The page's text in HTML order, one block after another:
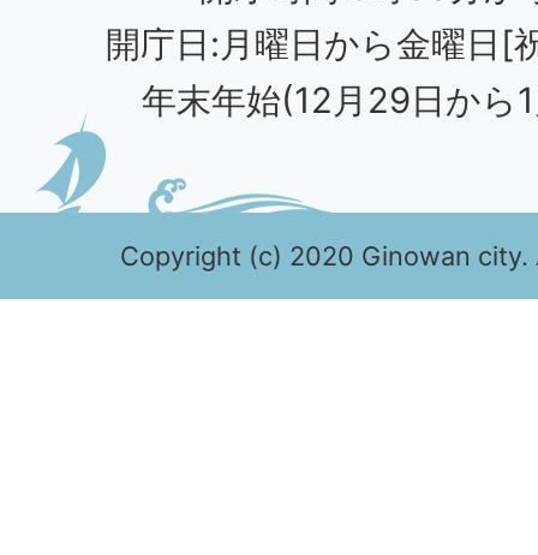
開庁日:月曜日から金曜日[
年末年始(12月29日から
Copyright (c) 2020 Ginowan city.